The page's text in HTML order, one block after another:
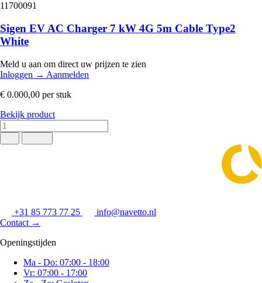
11700091
Sigen EV AC Charger 7 kW 4G 5m Cable Type2
White
Meld u aan om direct uw prijzen te zien
Inloggen → Aanmelden
€ 0.000,00 per stuk
Bekijk product
+31 85 773 77 25
info@navetto.nl
Contact →
Openingstijden
Ma - Do: 07:00 - 18:00
Vr: 07:00 - 17:00